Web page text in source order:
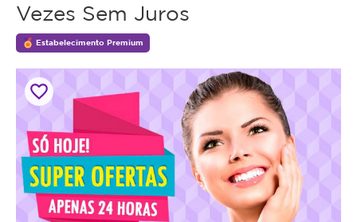
Vezes Sem Juros
Estabelecimento Premium
favorite_border